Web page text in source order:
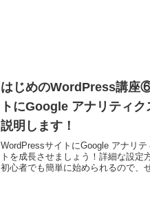
はじめのWordPress講座
トにGoogle アナリティ
説明します！
WordPressサイトにGoogle アナリ
トを成長させましょう！詳細な設定
初心者でも簡単に始められるので、